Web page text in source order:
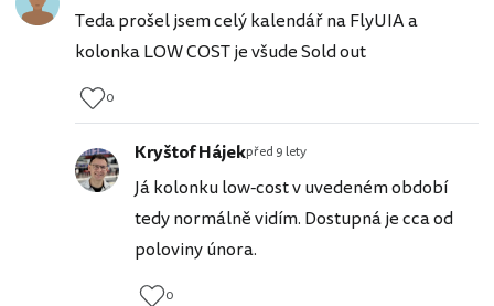
Teda prošel jsem celý kalendář na FlyUIA a
kolonka LOW COST je všude Sold out
0
Kryštof Hájekpřed 9 lety
Já kolonku low-cost v uvedeném období
tedy normálně vidím. Dostupná je cca od
poloviny února.
0